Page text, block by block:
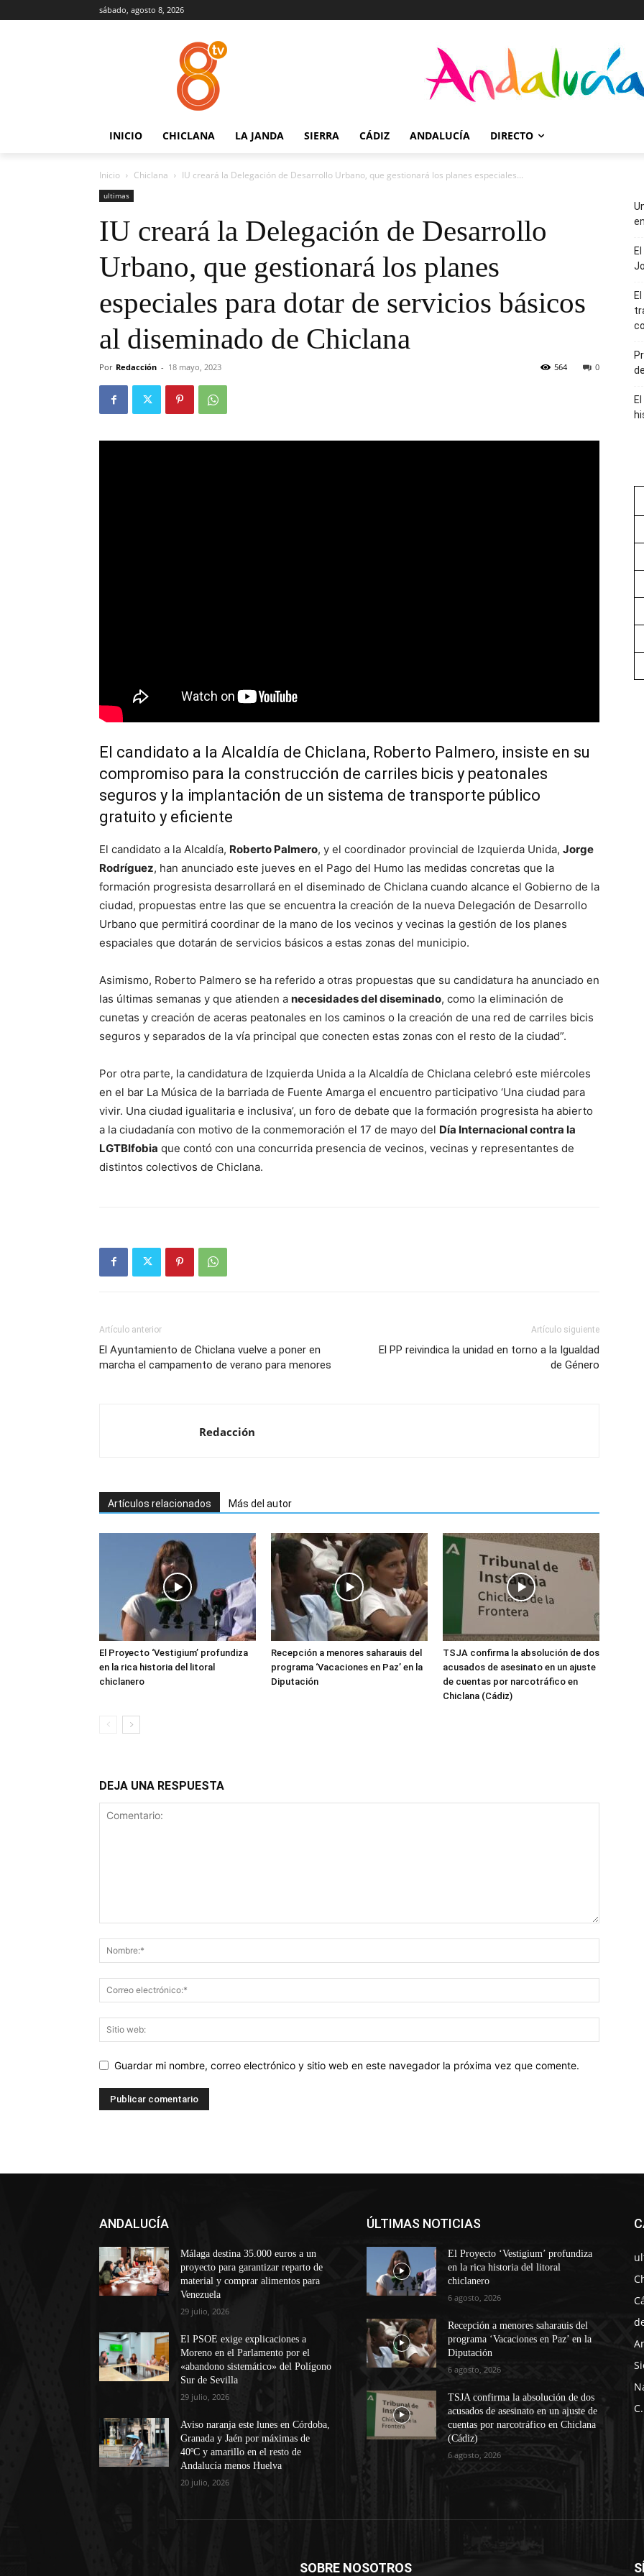
sábado, agosto 8, 2026
INICIO CHICLANA LA JANDA SIERRA CÁDIZ ANDALUCÍA DIRECTO
Inicio Chiclana IU creará la Delegación de Desarrollo Urbano, que gestionará los planes especiales...
ultimas
IU creará la Delegación de Desarrollo
Urbano, que gestionará los planes
especiales para dotar de servicios básicos
al diseminado de Chiclana
Por Redacción - 18 mayo, 2023 0
564
El candidato a la Alcaldía de Chiclana, Roberto Palmero, insiste en su
compromiso para la construcción de carriles bicis y peatonales
seguros y la implantación de un sistema de transporte público
gratuito y eficiente
El candidato a la Alcaldía, Roberto Palmero, y el coordinador provincial de Izquierda Unida, Jorge
Rodríguez, han anunciado este jueves en el Pago del Humo las medidas concretas que la
formación progresista desarrollará en el diseminado de Chiclana cuando alcance el Gobierno de la
ciudad, propuestas entre las que se encuentra la creación de la nueva Delegación de Desarrollo
Urbano que permitirá coordinar de la mano de los vecinos y vecinas la gestión de los planes
espaciales que dotarán de servicios básicos a estas zonas del municipio.
Asimismo, Roberto Palmero se ha referido a otras propuestas que su candidatura ha anunciado en
las últimas semanas y que atienden a necesidades del diseminado, como la eliminación de
cunetas y creación de aceras peatonales en los caminos o la creación de una red de carriles bicis
seguros y separados de la vía principal que conecten estas zonas con el resto de la ciudad”.
Por otra parte, la candidatura de Izquierda Unida a la Alcaldía de Chiclana celebró este miércoles
en el bar La Música de la barriada de Fuente Amarga el encuentro participativo ‘Una ciudad para
vivir. Una ciudad igualitaria e inclusiva’, un foro de debate que la formación progresista ha abierto
a la ciudadanía con motivo de la conmemoración el 17 de mayo del Día Internacional contra la
LGTBIfobia que contó con una concurrida presencia de vecinos, vecinas y representantes de
distintos colectivos de Chiclana.
Artículo anterior
El Ayuntamiento de Chiclana vuelve a poner en
marcha el campamento de verano para menores
Artículo siguiente
El PP reivindica la unidad en torno a la Igualdad
de Género
Redacción
Artículos relacionados Más del autor
El Proyecto ‘Vestigium’ profundiza
en la rica historia del litoral
chiclanero
Recepción a menores saharauis del
programa ‘Vacaciones en Paz’ en la
Diputación
TSJA confirma la absolución de dos
acusados de asesinato en un ajuste
de cuentas por narcotráfico en
Chiclana (Cádiz)
DEJA UNA RESPUESTA
Guardar mi nombre, correo electrónico y sitio web en este navegador la próxima vez que comente.
ANDALUCÍA
Málaga destina 35.000 euros a un
proyecto para garantizar reparto de
material y comprar alimentos para
Venezuela
29 julio, 2026
El PSOE exige explicaciones a
Moreno en el Parlamento por el
«abandono sistemático» del Polígono
Sur de Sevilla
29 julio, 2026
Aviso naranja este lunes en Córdoba,
Granada y Jaén por máximas de
40ºC y amarillo en el resto de
Andalucía menos Huelva
20 julio, 2026
ÚLTIMAS NOTICIAS
El Proyecto ‘Vestigium’ profundiza
en la rica historia del litoral
chiclanero
6 agosto, 2026
Recepción a menores saharauis del
programa ‘Vacaciones en Paz’ en la
Diputación
6 agosto, 2026
TSJA confirma la absolución de dos
acusados de asesinato en un ajuste de
cuentas por narcotráfico en Chiclana
(Cádiz)
6 agosto, 2026
SOBRE NOSOTROS